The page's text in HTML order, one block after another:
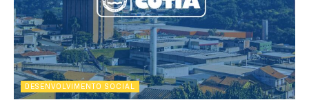
DESENVOLVIMENTO SOCIAL